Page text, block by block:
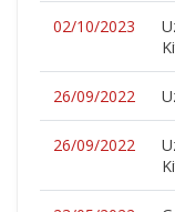
02/10/2023
26/09/2022
26/09/2022